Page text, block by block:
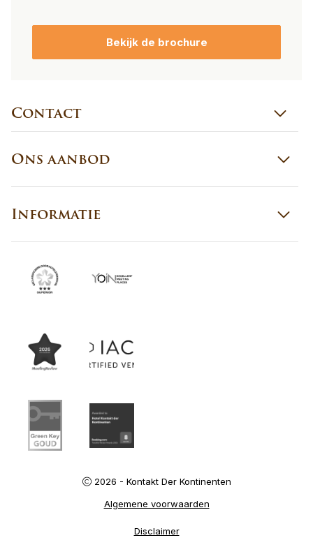
Contact
Ons aanbod
Informatie
Bekijk de brochure
2026 - Kontakt Der Kontinenten
Algemene voorwaarden
Disclaimer